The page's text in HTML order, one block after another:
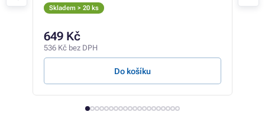
Skladem > 20 ks
649 Kč
536 Kč bez DPH
Do košíku